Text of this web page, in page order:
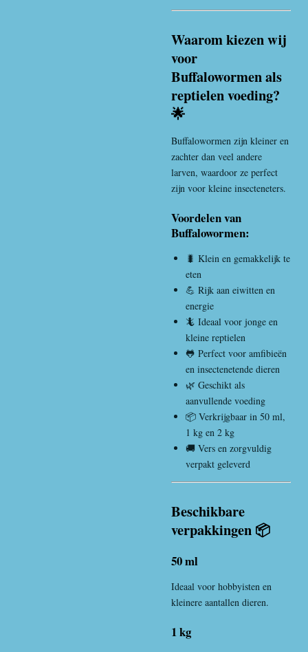
Waarom kiezen wij
voor
Buffalowormen als
reptielen voeding?
🌟
Buffalowormen zijn kleiner en
zachter dan veel andere
larven, waardoor ze perfect
zijn voor kleine insecteneters.
Voordelen van
Buffalowormen:
🐛 Klein en gemakkelijk te
eten
💪 Rijk aan eiwitten en
energie
🦎 Ideaal voor jonge en
kleine reptielen
🐸 Perfect voor amfibieën
en insectenetende dieren
🌿 Geschikt als
aanvullende voeding
📦 Verkrijgbaar in 50 ml,
1 kg en 2 kg
🚚 Vers en zorgvuldig
verpakt geleverd
Beschikbare
verpakkingen 📦
50 ml
Ideaal voor hobbyisten en
kleinere aantallen dieren.
1 kg